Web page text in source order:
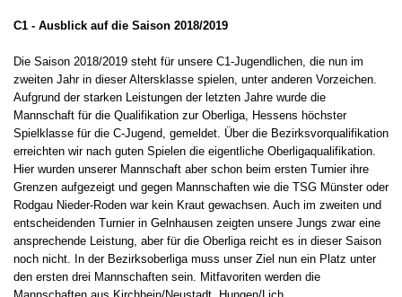
C1 - Ausblick auf die Saison 2018/2019
Die Saison 2018/2019 steht für unsere C1-Jugendlichen, die nun im
zweiten Jahr in dieser Altersklasse spielen, unter anderen Vorzeichen.
Aufgrund der starken Leistungen der letzten Jahre wurde die
Mannschaft für die Qualifikation zur Oberliga, Hessens höchster
Spielklasse für die C-Jugend, gemeldet. Über die Bezirksvorqualifikation
erreichten wir nach guten Spielen die eigentliche Oberligaqualifikation.
Hier wurden unserer Mannschaft aber schon beim ersten Turnier ihre
Grenzen aufgezeigt und gegen Mannschaften wie die TSG Münster oder
Rodgau Nieder-Roden war kein Kraut gewachsen. Auch im zweiten und
entscheidenden Turnier in Gelnhausen zeigten unsere Jungs zwar eine
ansprechende Leistung, aber für die Oberliga reicht es in dieser Saison
noch nicht. In der Bezirksoberliga muss unser Ziel nun ein Platz unter
den ersten drei Mannschaften sein. Mitfavoriten werden die